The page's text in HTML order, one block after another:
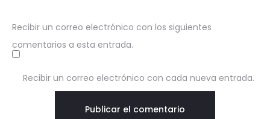
Recibir un correo electrónico con los siguientes
comentarios a esta entrada.
Recibir un correo electrónico con cada nueva entrada.